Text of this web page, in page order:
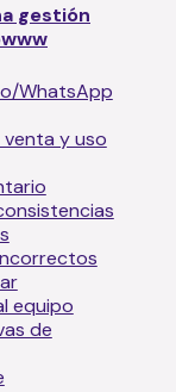
gestión
WhatsApp
y uso
equipo
de